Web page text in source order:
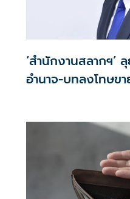
‘สำนักงานสลากฯ’
อำนาจ-บทลงโทษข